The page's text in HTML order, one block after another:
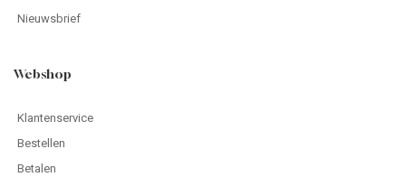
Nieuwsbrief
Webshop
Klantenservice
Bestellen
Betalen